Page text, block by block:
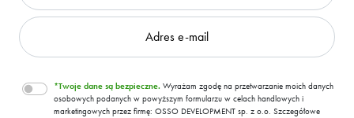
*Twoje dane są bezpieczne. Wyrażam zgodę na przetwarzanie moich danych
osobowych podanych w powyższym formularzu w celach handlowych i
marketingowych przez firmę: OSSO DEVELOPMENT sp. z o.o. Szczegółowe